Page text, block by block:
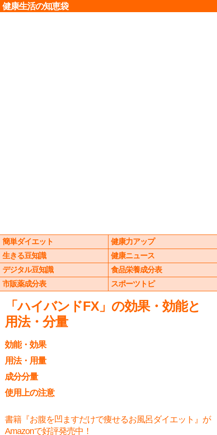
健康生活の知恵袋
簡単ダイエット
健康力アップ
生きる豆知識
健康ニュース
デジタル豆知識
食品栄養成分表
市販薬成分表
スポーツトピ
「ハイバンドFX」の効果・効能と
用法・分量
効能・効果
用法・用量
成分分量
使用上の注意
書籍『お腹を凹ますだけで痩せるお風呂ダイエット』が
Amazonで好評発売中！